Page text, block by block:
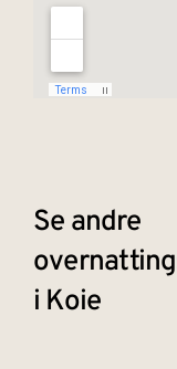
Se andre
i Koie